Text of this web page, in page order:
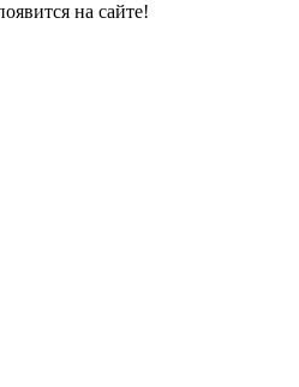
на сайте!